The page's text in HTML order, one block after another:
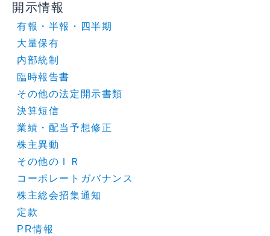
開示情報
有報・半報・四半期
大量保有
内部統制
臨時報告書
その他の法定開示書類
決算短信
業績・配当予想修正
株主異動
その他のＩＲ
コーポレートガバナンス
株主総会招集通知
定款
PR情報